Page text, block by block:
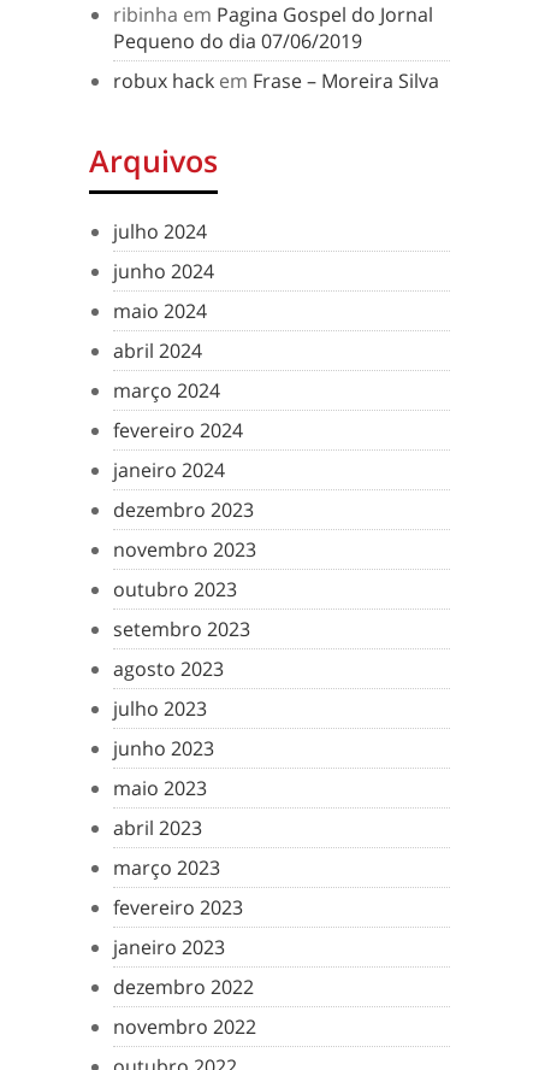
ribinha em Pagina Gospel do Jornal
Pequeno do dia 07/06/2019
robux hack em Frase – Moreira Silva
Arquivos
julho 2024
junho 2024
maio 2024
abril 2024
março 2024
fevereiro 2024
janeiro 2024
dezembro 2023
novembro 2023
outubro 2023
setembro 2023
agosto 2023
julho 2023
junho 2023
maio 2023
abril 2023
março 2023
fevereiro 2023
janeiro 2023
dezembro 2022
novembro 2022